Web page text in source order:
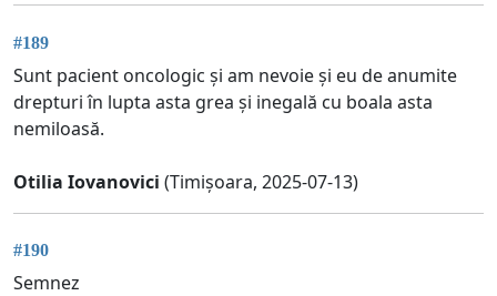
#189
Sunt pacient oncologic și am nevoie și eu de anumite
drepturi în lupta asta grea și inegală cu boala asta
nemiloasă.
Otilia Iovanovici (Timișoara, 2025-07-13)
#190
Semnez